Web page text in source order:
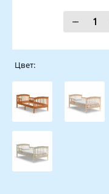
Цвет: